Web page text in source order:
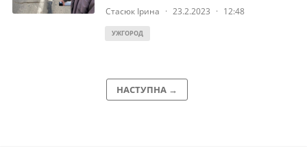
Стасюк Ірина · 23.2.2023 · 12:48
УЖГОРОД
НАСТУПНА →